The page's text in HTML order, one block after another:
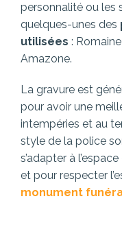
personnalité ou les
quelques-unes des
utilisées :
Amazone.
La gravure est
pour avoir une
intempéries et au
style de la police
s’adapter à
et pour respecter
monument